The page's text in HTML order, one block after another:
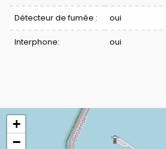
Détecteur de fumée : oui
Interphone: oui
+
−